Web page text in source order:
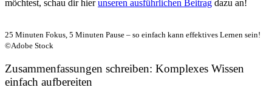
möchtest, schau dirhierunseren ausführlichen Beitrag dazu an!
25 Minuten Fokus, 5 Minuten Pause – so einfach kann effektives Lernen sein!
©Adobe Stock
Zusammenfassungen schreiben: Komplexes Wissen
einfach aufbereiten